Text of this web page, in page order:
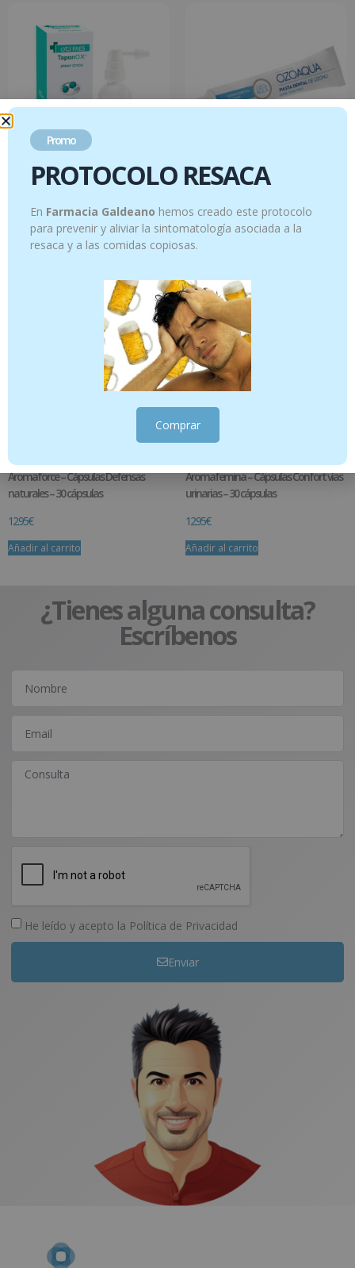
Oti FAES TaponOX SPray 45 ml
€
Añadir al carrito
PASTA DENTAL DE ACEITE OZONIZADO
11.95€
Aromaforce – Cápsulas Defensas
naturales – 30 cápsulas
12.95€
Añadir al carrito
Aromafemina – Cápsulas Confort vías
urinarias – 30 cápsulas
12.95€
Añadir al carrito
¿Tienes alguna consulta?
Escríbenos
He leído y acepto la Política de Privacidad
Enviar
Promo
PROTOCOLO RESACA
En Farmacia Galdeano hemos creado este protocolo
para prevenir y aliviar la sintomatología asociada a la
resaca y a las comidas copiosas.
Comprar